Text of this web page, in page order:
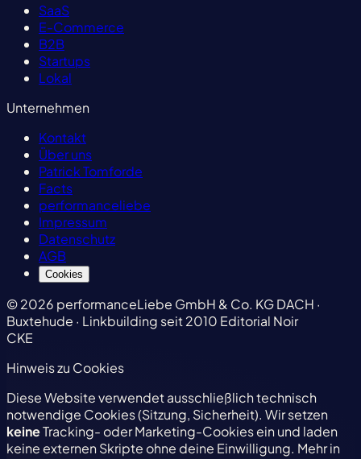
SaaS
E-Commerce
B2B
Startups
Lokal
Unternehmen
Kontakt
Über uns
Patrick Tomforde
Facts
performanceliebe
Impressum
Datenschutz
AGB
Cookies
© 2026 performanceLiebe GmbH & Co. KGDACH ·
Buxtehude · Linkbuilding seit 2010 Editorial Noir
CKE
Hinweis zu Cookies
Diese Website verwendet ausschließlich technisch
notwendige Cookies (Sitzung, Sicherheit). Wir setzen
keineTracking- oder Marketing-Cookies ein und laden
keine externen Skripte ohne deine Einwilligung. Mehr in